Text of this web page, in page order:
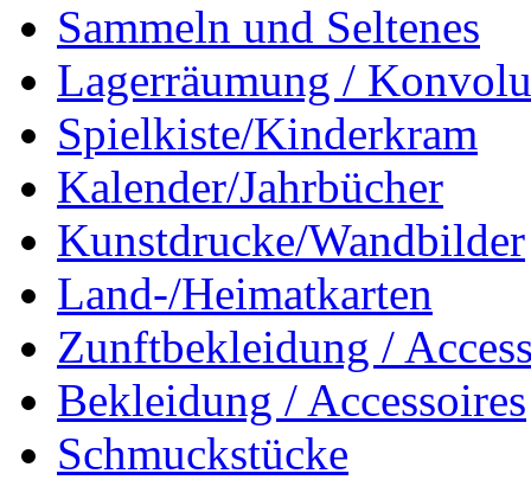
Sammeln und Seltenes
Lagerräumung /
Spielkiste/Kinderkram
Kalender/Jahrbücher
Kunstdrucke/Wandbilder
Land-/Heimatkarten
Zunftbekleidung /
Bekleidung / Accessoires
Schmuckstücke